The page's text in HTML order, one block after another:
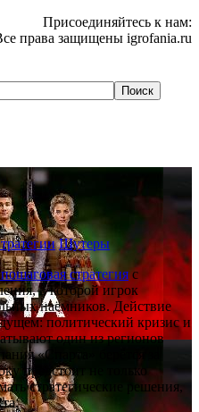
Присоединяйтесь к нам:
права защищены igrofania.ru
Шутеры
пошаговая стратегияс
в которой игрок
наёмников. Действие
политический кризис и
один из регионов
«Спарта» берётся за
предстоит не только
стратегические решения,